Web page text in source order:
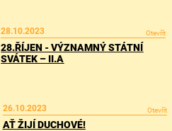
28.10.2023 Otevřít
28.ŘÍJEN - VÝZNAMNÝ STÁTNÍ
SVÁTEK – II.A
26.10.2023 Otevřít
AŤ ŽIJÍ DUCHOVÉ!